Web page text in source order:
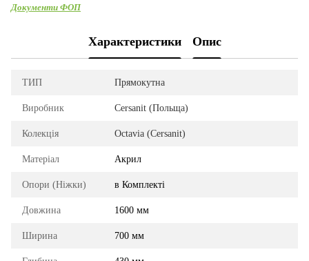
Документи ФОП
Характеристики Опис
ТИП Прямокутна
Виробник Cersanit (Польща)
Колекція Octavia (Cersanit)
Матеріал Акрил
Опори (Ніжки) в Комплекті
Довжина 1600 мм
Ширина 700 мм